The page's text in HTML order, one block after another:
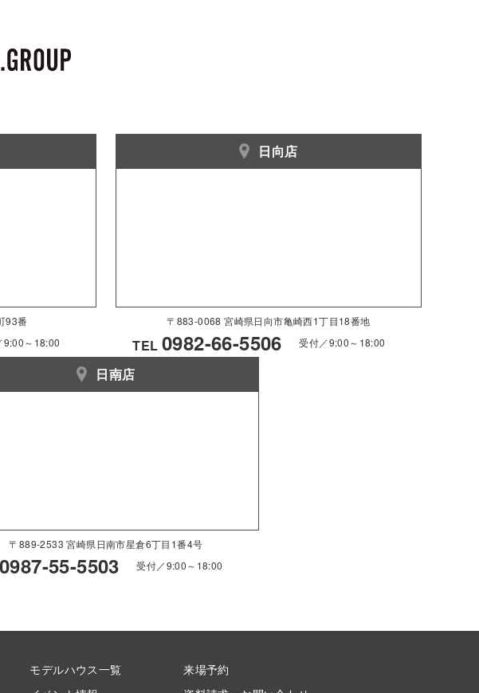
93番
9:00～18:00
日向店
〒883-0068 宮崎県日向市亀崎西1丁目18番地
TEL0982-66-5506 受付／9:00～18:00
日南店
〒889-2533 宮崎県日南市星倉6丁目1番4号
0987-55-5503 受付／9:00～18:00
モデルハウス一覧
来場予約